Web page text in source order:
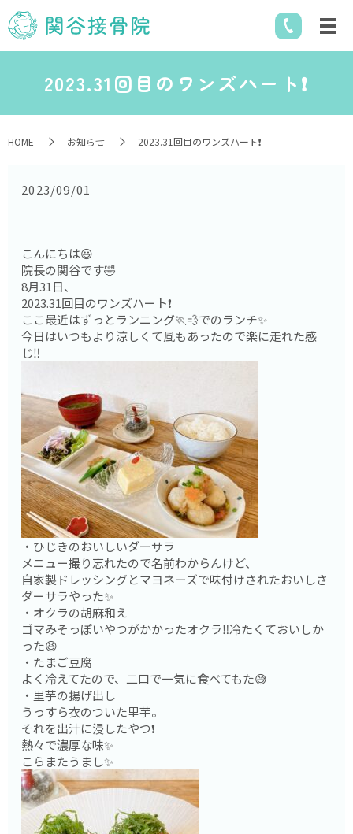
2023.31回目のワンズハート❗️
HOME お知らせ 2023.31回目のワンズハート❗️
2023/09/01
こんにちは😃
院長の関谷です🤣
8月31日、
2023.31回目のワンズハート❗️
ここ最近はずっとランニング🏃💨でのランチ✨
今日はいつもより涼しくて風もあったので楽に走れた感
じ‼️
・ひじきのおいしいダーサラ
メニュー撮り忘れたので名前わからんけど、
自家製ドレッシングとマヨネーズで味付けされたおいしさ
ダーサラやった✨
・オクラの胡麻和え
ゴマみそっぽいやつがかかったオクラ‼️冷たくておいしか
った😆
・たまご豆腐
よく冷えてたので、二口で一気に食べてもた😅
・里芋の揚げ出し
うっすら衣のついた里芋。
それを出汁に浸したやつ❗️
熱々で濃厚な味✨
こらまたうまし✨